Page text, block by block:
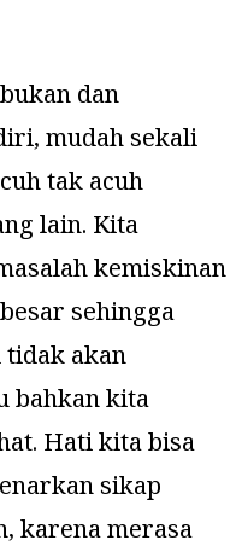
dan
mudah sekali
tak acuh
lain. Kita
kemiskinan
sehingga
akan
bahkan kita
Hati kita bisa
sikap
karena merasa